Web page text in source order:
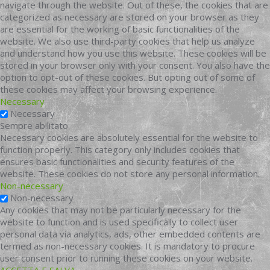
navigate through the website. Out of these, the cookies that are
categorized as necessary are stored on your browser as they
are essential for the working of basic functionalities of the
website. We also use third-party cookies that help us analyze
and understand how you use this website. These cookies will be
stored in your browser only with your consent. You also have the
option to opt-out of these cookies. But opting out of some of
these cookies may affect your browsing experience.
Necessary
Necessary
Sempre abilitato
Necessary cookies are absolutely essential for the website to
function properly. This category only includes cookies that
ensures basic functionalities and security features of the
website. These cookies do not store any personal information.
Non-necessary
Non-necessary
Any cookies that may not be particularly necessary for the
website to function and is used specifically to collect user
personal data via analytics, ads, other embedded contents are
termed as non-necessary cookies. It is mandatory to procure
user consent prior to running these cookies on your website.